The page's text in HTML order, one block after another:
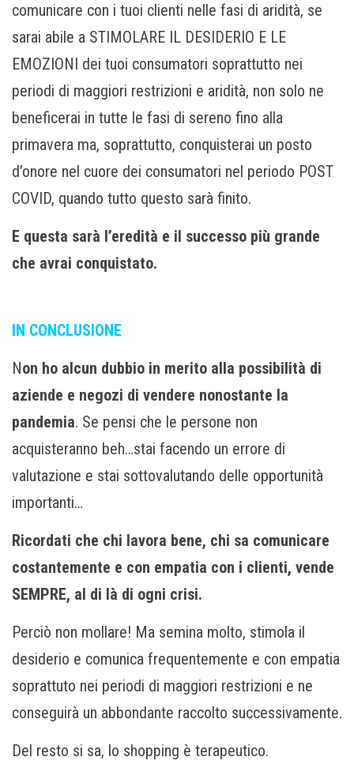
comunicare con i tuoi clienti nelle fasi di aridità, se
sarai abile a STIMOLARE IL DESIDERIO E LE
EMOZIONI dei tuoi consumatori soprattutto nei
periodi di maggiori restrizioni e aridità, non solo ne
beneficerai in tutte le fasi di sereno fino alla
primavera ma, soprattutto, conquisterai un posto
d’onore nel cuore dei consumatori nel periodo POST
COVID, quando tutto questo sarà finito.
E questa sarà l’eredità e il successo più grande
che avrai conquistato.
IN CONCLUSIONE
Non ho alcun dubbio in merito alla possibilità di
aziende e negozi di vendere nonostante la
pandemia. Se pensi che le persone non
acquisteranno beh…stai facendo un errore di
valutazione e stai sottovalutando delle opportunità
importanti…
Ricordati che chi lavora bene, chi sa comunicare
costantemente e con empatia con i clienti, vende
SEMPRE, al di là di ogni crisi.
Perciò non mollare! Ma semina molto, stimola il
desiderio e comunica frequentemente e con empatia
soprattuto nei periodi di maggiori restrizioni e ne
conseguirà un abbondante raccolto successivamente.
Del resto si sa, lo shopping è terapeutico.